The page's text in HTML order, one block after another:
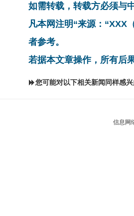
如需转载，转载方必须与
凡本网注明“来源：“XXX
者参考。
若据本文章操作，所有后
您可能对以下相关新闻同样感
信息网